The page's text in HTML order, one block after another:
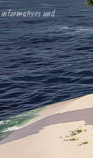
informatives und